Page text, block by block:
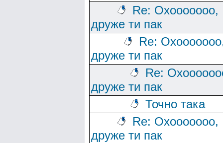
Re: Охооооооо,
друже ти пак
Re:
друже ти пак
Re:
друже ти пак
Точно така
Re: Охооооооо,
друже ти пак